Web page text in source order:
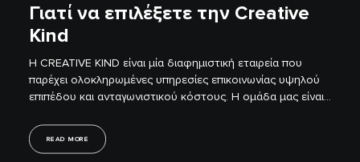
Γιατί να επιλέξετε την Creative
Kind
H CREATIVE KIND είναι μία διαφημιστική εταιρεία που
παρέχει ολοκληρωμένες υπηρεσίες επικοινωνίας υψηλού
επιπέδου και ανταγωνιστικού κόστους. Η ομάδα μας είναι…
READ MORE